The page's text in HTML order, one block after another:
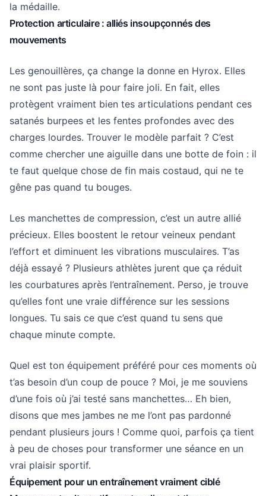
la médaille.
Protection articulaire : alliés insoupçonnés des
mouvements
Les genouillères, ça change la donne en Hyrox. Elles
ne sont pas juste là pour faire joli. En fait, elles
protègent vraiment bien tes articulations pendant ces
satanés burpees et les fentes profondes avec des
charges lourdes. Trouver le modèle parfait ? C’est
comme chercher une aiguille dans une botte de foin : il
te faut quelque chose de fin mais costaud, qui ne te
gêne pas quand tu bouges.
Les manchettes de compression, c’est un autre allié
précieux. Elles boostent le retour veineux pendant
l’effort et diminuent les vibrations musculaires. T’as
déjà essayé ? Plusieurs athlètes jurent que ça réduit
les courbatures après l’entraînement. Perso, je trouve
qu’elles font une vraie différence sur les sessions
longues. Tu sais ce que c’est quand tu sens que
chaque minute compte.
Quel est ton équipement préféré pour ces moments où
t’as besoin d’un coup de pouce ? Moi, je me souviens
d’une fois où j’ai testé sans manchettes… Eh bien,
disons que mes jambes ne me l’ont pas pardonné
pendant plusieurs jours ! Comme quoi, parfois ça tient
à peu de choses pour transformer une séance en un
vrai plaisir sportif.
Équipement pour un entraînement vraiment ciblé